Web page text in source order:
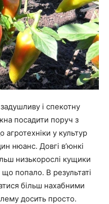
і спекотну
посадити поруч з
агротехніки у культур
нюанс. Довгі в’юнкі
низькорослі кущики
що попало. В результаті
більш нахабними
досить просто.